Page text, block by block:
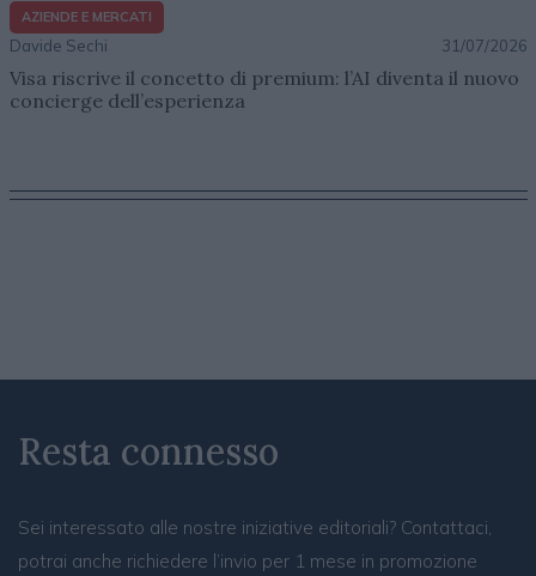
AZIENDE E MERCATI
Davide Sechi 31/07/2026
Visa riscrive il concetto di premium: l’AI diventa il nuovo
concierge dell’esperienza
Resta connesso
Sei interessato alle nostre iniziative editoriali? Contattaci,
potrai anche richiedere l’invio per 1 mese in promozione